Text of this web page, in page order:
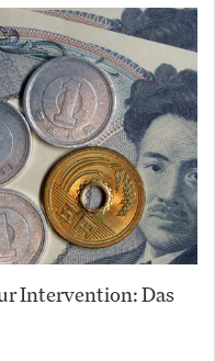
Intervention: Das